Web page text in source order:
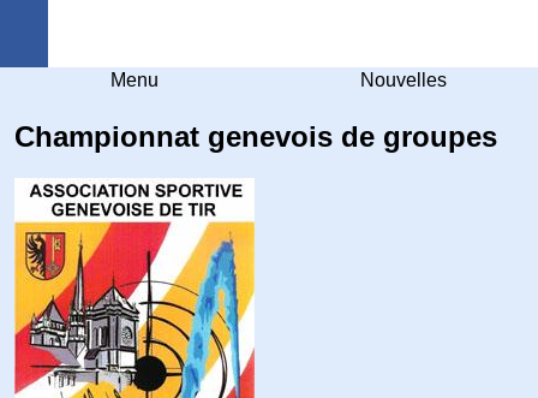
Menu Nouvelles
Championnat genevois de groupes